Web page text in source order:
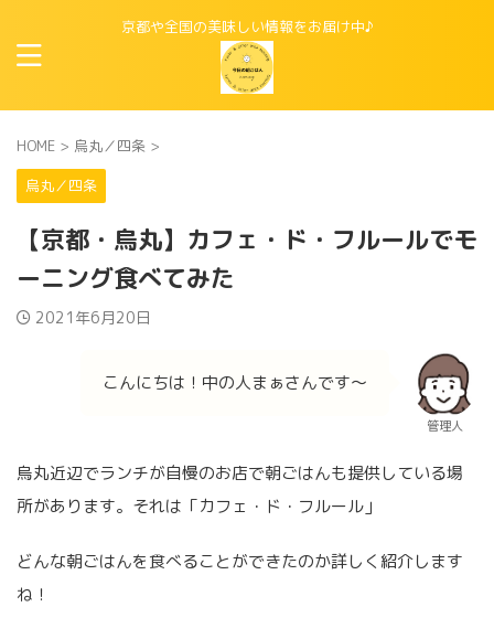
京都や全国の美味しい情報をお届け中♪
HOME > 烏丸／四条 >
烏丸／四条
【京都・烏丸】カフェ・ド・フルールでモ
ーニング食べてみた
2021年6月20日
こんにちは！中の人まぁさんです〜
管理人
烏丸近辺でランチが自慢のお店で朝ごはんも提供している場
所があります。それは「カフェ・ド・フルール」
どんな朝ごはんを食べることができたのか詳しく紹介します
ね！